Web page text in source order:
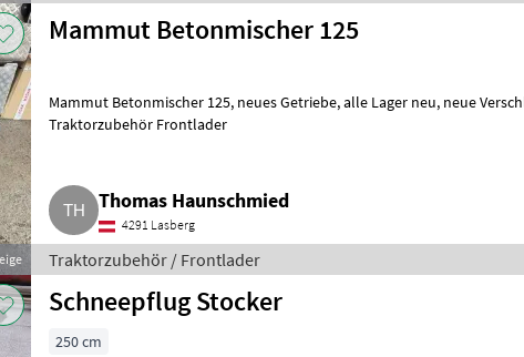
Mammut Betonmischer 125
Mammut Betonmischer 125, neues Getriebe, alle Lager neu, neue Verschleißteile, sofort einsatzbereit.
Traktorzubehör Frontlader
Thomas Haunschmied
4291 Lasberg
Traktorzubehör / Frontlader
Schneepflug Stocker
250 cm